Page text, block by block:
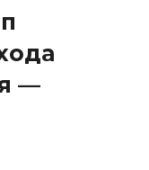
—